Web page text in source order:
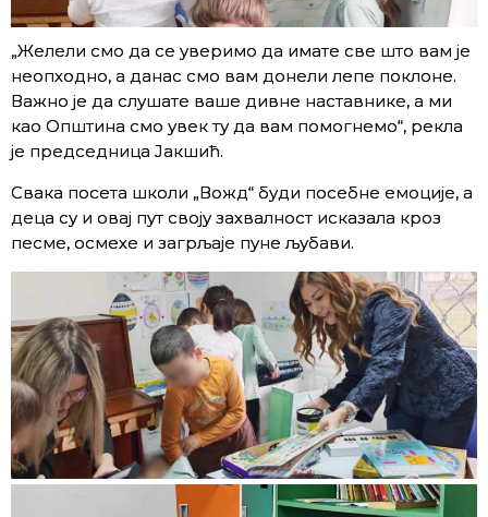
„Желели смо да се уверимо да имате све што вам је
неопходно, а данас смо вам донели лепе поклоне.
Важно је да слушате ваше дивне наставнике, а ми
као Општина смо увек ту да вам помогнемо“, рекла
је председница Јакшић.
Свака посета школи „Вожд“ буди посебне емоције, а
деца су и овај пут своју захвалност исказала кроз
песме, осмехе и загрљаје пуне љубави.